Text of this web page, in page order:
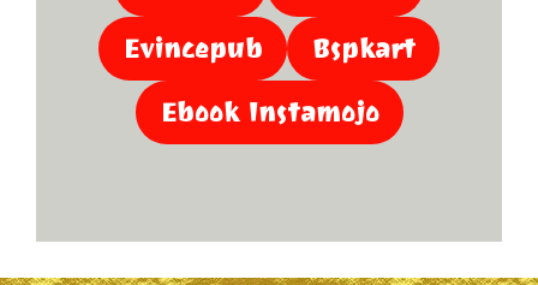
Evincepub
Bspkart
Ebook Instamojo